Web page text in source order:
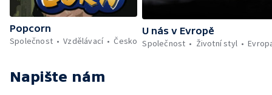
Popcorn
Společnost
Vzdělávací Česko
U nás v Evropě
Společnost
Životní styl
Napište nám